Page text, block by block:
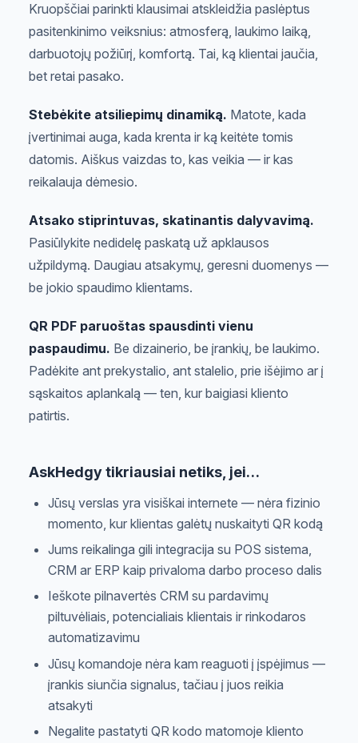
Kruopščiai parinkti klausimai atskleidžia paslėptus
pasitenkinimo veiksnius: atmosferą, laukimo laiką,
darbuotojų požiūrį, komfortą. Tai, ką klientai jaučia,
bet retai pasako.
Stebėkite atsiliepimų dinamiką. Matote, kada
įvertinimai auga, kada krenta ir ką keitėte tomis
datomis. Aiškus vaizdas to, kas veikia — ir kas
reikalauja dėmesio.
Atsako stiprintuvas, skatinantis dalyvavimą.
Pasiūlykite nedidelę paskatą už apklausos
užpildymą. Daugiau atsakymų, geresni duomenys —
be jokio spaudimo klientams.
QR PDF paruoštas spausdinti vienu
paspaudimu. Be dizainerio, be įrankių, be laukimo.
Padėkite ant prekystalio, ant stalelio, prie išėjimo ar į
sąskaitos aplankalą — ten, kur baigiasi kliento
patirtis.
AskHedgy tikriausiai netiks, jei…
Jūsų verslas yra visiškai internete — nėra fizinio
momento, kur klientas galėtų nuskaityti QR kodą
Jums reikalinga gili integracija su POS sistema,
CRM ar ERP kaip privaloma darbo proceso dalis
Ieškote pilnavertės CRM su pardavimų
piltuvėliais, potencialiais klientais ir rinkodaros
automatizavimu
Jūsų komandoje nėra kam reaguoti į įspėjimus —
įrankis siunčia signalus, tačiau į juos reikia
atsakyti
Negalite pastatyti QR kodo matomoje kliento